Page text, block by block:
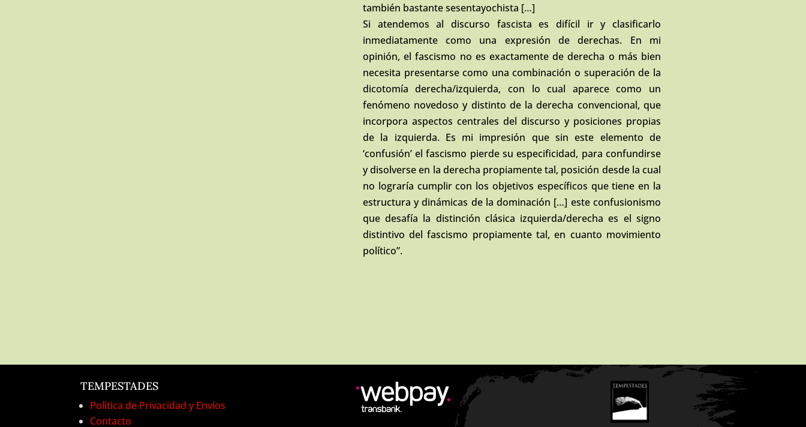
también bastante sesentayochista […]
Si atendemos al discurso fascista es difícil ir y clasificarlo
inmediatamente como una expresión de derechas. En mi
opinión, el fascismo no es exactamente de derecha o más bien
necesita presentarse como una combinación o superación de la
dicotomía derecha/izquierda, con lo cual aparece como un
fenómeno novedoso y distinto de la derecha convencional, que
incorpora aspectos centrales del discurso y posiciones propias
de la izquierda. Es mi impresión que sin este elemento de
‘confusión’ el fascismo pierde su especificidad, para confundirse
y disolverse en la derecha propiamente tal, posición desde la cual
no lograría cumplir con los objetivos específicos que tiene en la
estructura y dinámicas de la dominación […] este confusionismo
que desafía la distinción clásica izquierda/derecha es el signo
distintivo del fascismo propiamente tal, en cuanto movimiento
político”.
TEMPESTADES
Política de Privacidad y Envíos
Contacto